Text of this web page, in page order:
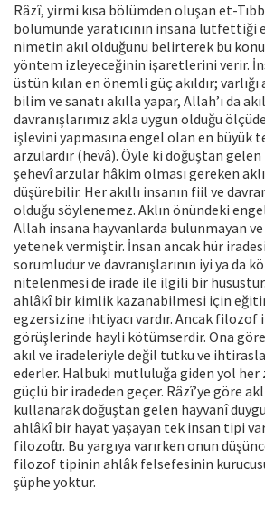
Râzî, yirmi kısa bölümden oluşan et-
bölümünde yaratıcının insana lutfettiği
nimetin akıl olduğunu belirterek bu
yöntem izleyeceğinin işaretlerini verir.
üstün kılan en önemli güç akıldır; varlığı
bilim ve sanatı akılla yapar, Allah’ı da
davranışlarımız akla uygun olduğu
işlevini yapmasına engel olan en büyük
arzulardır (hevâ). Öyle ki doğuştan
şehevî arzular hâkim olması gereken
düşürebilir. Her akıllı insanın fiil ve
olduğu söylenemez. Aklın önündeki
Allah insana hayvanlarda bulunmayan
yetenek vermiştir. İnsan ancak hür
sorumludur ve davranışlarının iyi ya da
nitelenmesi de irade ile ilgili bir
ahlâkî bir kimlik kazanabilmesi için
egzersizine ihtiyacı vardır. Ancak
görüşlerinde hayli kötümserdir. Ona
akıl ve iradeleriyle değil tutku ve
ederler. Halbuki mutluluğa giden yol her
güçlü bir iradeden geçer. Râzî’ye göre
kullanarak doğuştan gelen hayvanî
ahlâkî bir hayat yaşayan tek insan tipi
filozoftur. Bu yargıya varırken onun
filozof tipinin ahlâk felsefesinin
şüphe yoktur.